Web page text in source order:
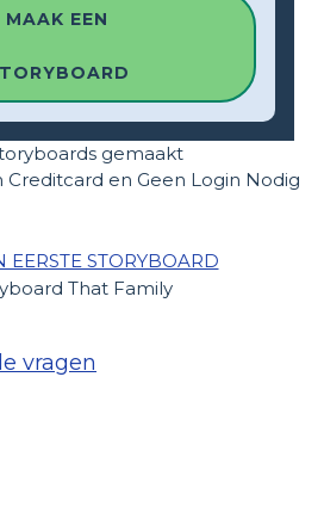
MAAK EEN
gemaakt
Creditcard en Geen Login Nodig
STORYBOARD
vragen